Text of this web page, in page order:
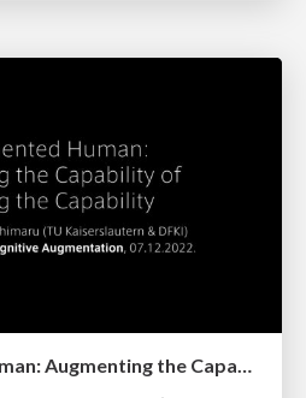
Meta-Augmented Human: Augmenting the Capability of Augmenting the Capability / 2022-12-07